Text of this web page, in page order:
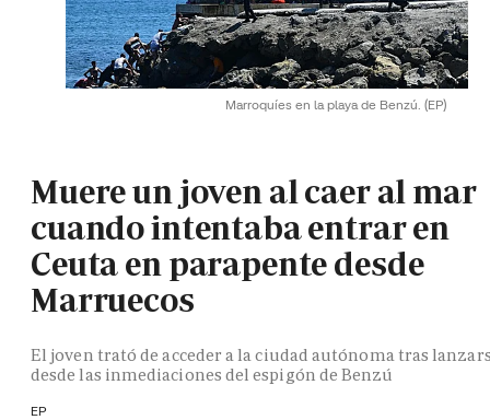
Marroquíes en la playa de Benzú. (EP)
Muere un joven al caer al mar
cuando intentaba entrar en
Ceuta en parapente desde
Marruecos
El joven trató de acceder a la ciudad autónoma tras
desde las inmediaciones del espigón de Benzú
EP